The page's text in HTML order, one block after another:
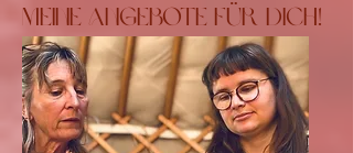
Meine Angebote für dich!